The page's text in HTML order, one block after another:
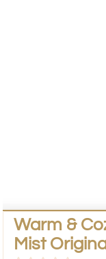
Warm &
Mist